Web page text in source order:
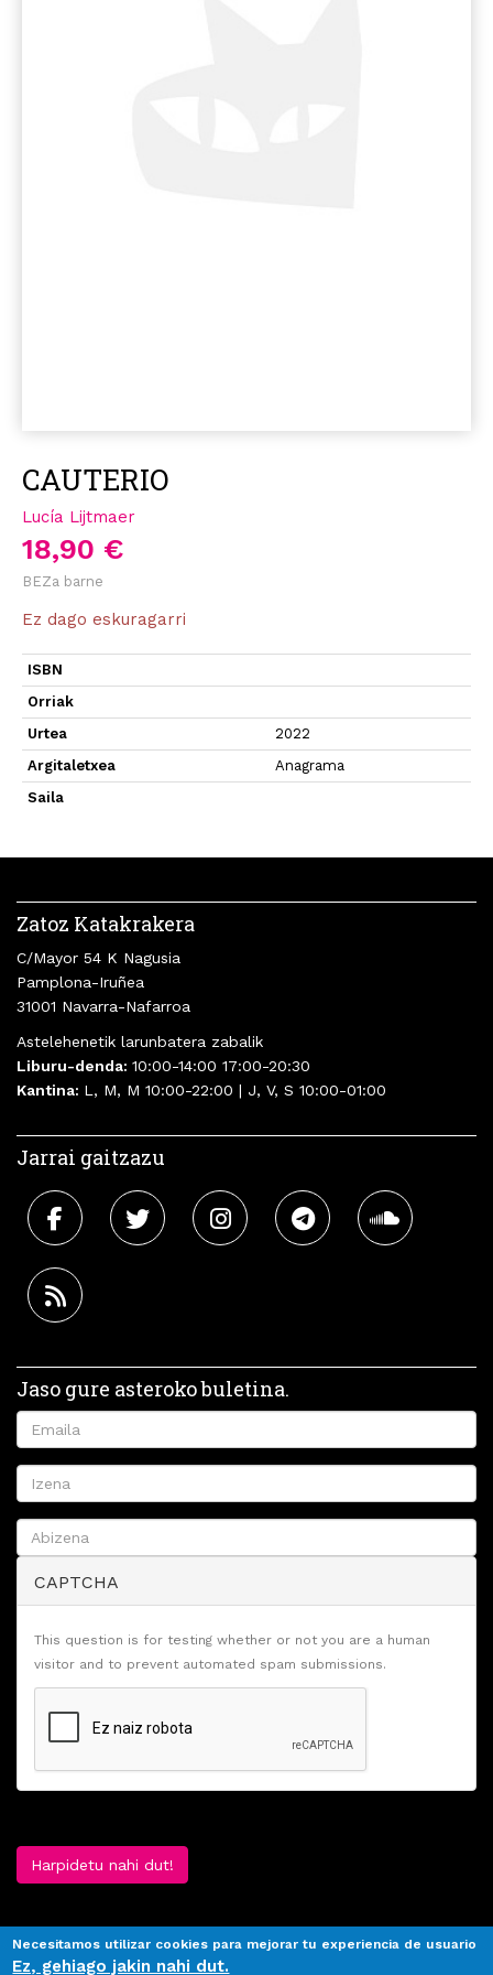
CAUTERIO
Lucía Lijtmaer
18,90 €
BEZa barne
Ez dago eskuragarri
ISBN
Orriak
Urtea
2022
Argitaletxea
Anagrama
Saila
Zatoz Katakrakera
C/Mayor 54 K Nagusia
Pamplona-Iruñea
31001 Navarra-Nafarroa
Astelehenetik larunbatera zabalik
Liburu-denda: 10:00-14:00 17:00-20:30
Kantina: L, M, M 10:00-22:00 | J, V, S 10:00-01:00
Jarrai gaitzazu
Jaso gure asteroko buletina.
CAPTCHA
This question is for testing whether or not you are a human
visitor and to prevent automated spam submissions.
Harpidetu nahi dut!
Necesitamos utilizar cookies para mejorar tu experiencia de usuario
Ez, gehiago jakin nahi dut.